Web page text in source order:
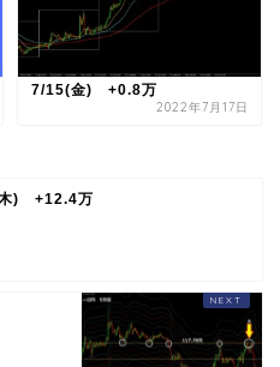
7/15(金) +0.8万
2022年7月17日
) +12.4万